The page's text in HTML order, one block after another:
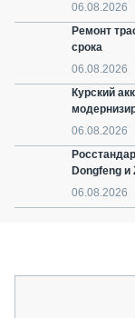
06.08.2026
Ремонт
срока
06.08.2026
Курский
06.08.2026
Dongfeng и
06.08.2026